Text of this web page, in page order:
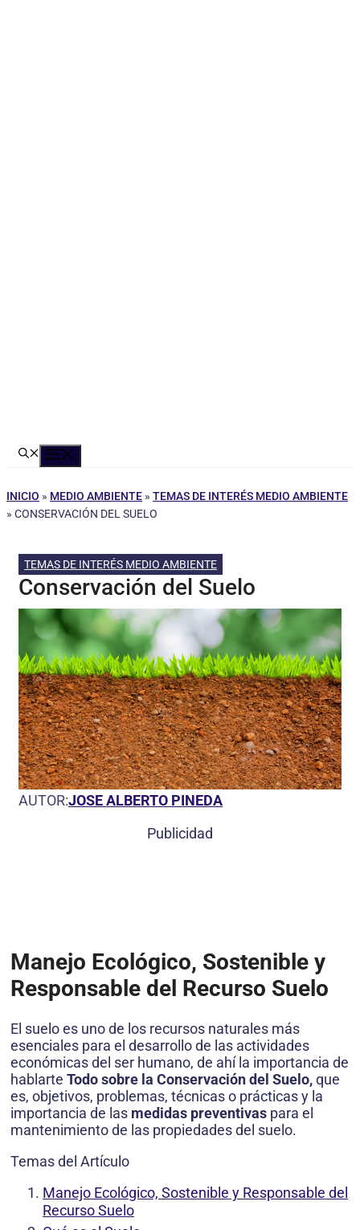
INICIO » MEDIO AMBIENTE » TEMAS DE INTERÉS MEDIO AMBIENTE
» CONSERVACIÓN DEL SUELO
TEMAS DE INTERÉS MEDIO AMBIENTE
Conservación del Suelo
AUTOR:JOSE ALBERTO PINEDA
Publicidad
Manejo Ecológico, Sostenible y
Responsable del Recurso Suelo
El suelo es uno de los recursos naturales más
esenciales para el desarrollo de las actividades
económicas del ser humano, de ahí la importancia de
hablarte Todo sobre la Conservación del Suelo,que
es, objetivos, problemas, técnicas o prácticas y la
importancia de las medidas preventivas para el
mantenimiento de las propiedades del suelo.
Temas del Artículo
Manejo Ecológico, Sostenible y Responsable del
Recurso Suelo